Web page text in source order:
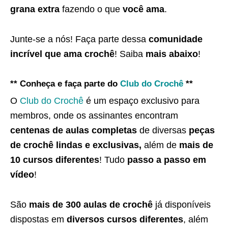
grana extra fazendo o que você ama.
Junte-se a nós! Faça parte dessa comunidade
incrível que ama crochê! Saiba mais abaixo!
** Conheça e faça parte do Club do Crochê **
O Club do Crochê é um espaço exclusivo para
membros, onde os assinantes encontram
centenas de aulas completas de diversas peças
de crochê lindas e exclusivas, além de mais de
10 cursos diferentes! Tudo passo a passo em
vídeo!
São mais de 300 aulas de crochê já disponíveis
dispostas em diversos cursos diferentes, além